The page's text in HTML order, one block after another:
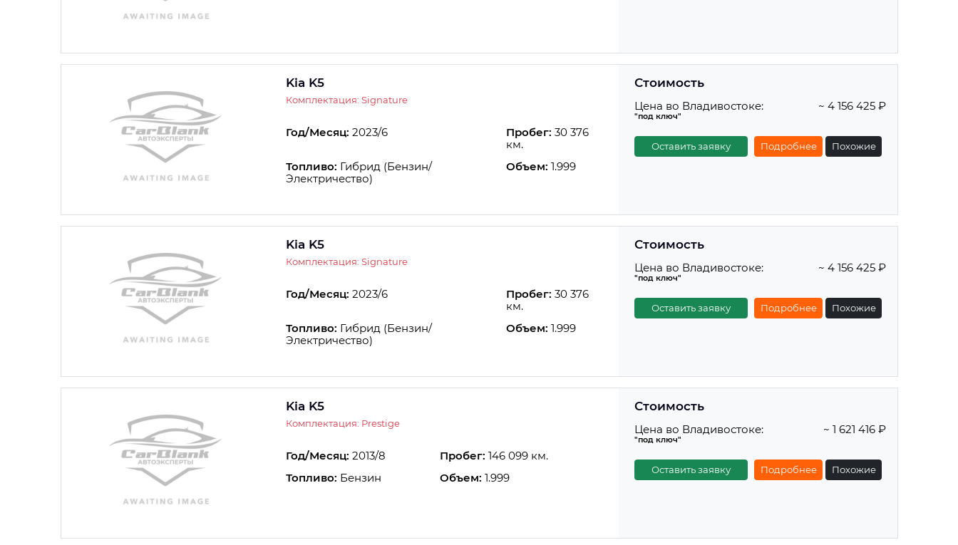
Kia K5
Комплектация: Signature
Год/Месяц: 2023/6 Пробег: 30 376
км.
Топливо: Гибрид (Бензин/
Электричество)
Объем: 1.999
Стоимость
Цена во Владивостоке:
"под ключ"
~ 4 156 425 ₽
Оставить заявку Подробнее Похожие
Kia K5
Комплектация: Signature
Год/Месяц: 2023/6 Пробег: 30 376
км.
Топливо: Гибрид (Бензин/
Электричество)
Объем: 1.999
Стоимость
Цена во Владивостоке:
"под ключ"
~ 4 156 425 ₽
Оставить заявку Подробнее Похожие
Kia K5
Комплектация: Prestige
Год/Месяц: 2013/8 Пробег: 146 099 км.
Топливо: Бензин Объем: 1.999
Стоимость
Цена во Владивостоке:
"под ключ"
~ 1 621 416 ₽
Оставить заявку Подробнее Похожие